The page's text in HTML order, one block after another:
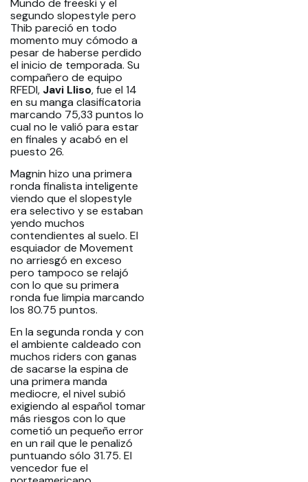
segundo slopestyle pero
Thib pareció en todo
momento muy cómodo a
pesar de haberse perdido
el inicio de temporada. Su
compañero de equipo
RFEDI, Javi Lliso, fue el 14
en su manga clasificatoria
marcando 75,33 puntos lo
cual no le valió para estar
en finales y acabó en el
puesto 26.
Magnin hizo una primera
ronda finalista inteligente
viendo que el slopestyle
era selectivo y se estaban
yendo muchos
contendientes al suelo. El
esquiador de Movement
no arriesgó en exceso
pero tampoco se relajó
con lo que su primera
ronda fue limpia marcando
los 80.75 puntos.
En la segunda ronda y con
el ambiente caldeado con
muchos riders con ganas
de sacarse la espina de
una primera manda
mediocre, el nivel subió
exigiendo al español tomar
más riesgos con lo que
cometió un pequeño error
en un rail que le penalizó
puntuando sólo 31.75. El
vencedor fue el